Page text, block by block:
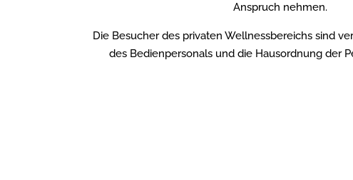
Anspruch nehmen.
Die Besucher des privaten Wellnessbereichs sind
des Bedienpersonals und die Hausordnung der